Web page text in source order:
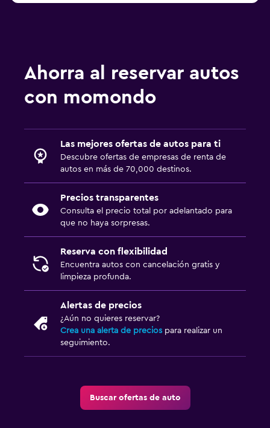
Ahorra al reservar autos
con momondo
Las mejores ofertas de autos para ti
Descubre ofertas de empresas de renta de
autos en más de 70,000 destinos.
Precios transparentes
Consulta el precio total por adelantado para
que no haya sorpresas.
Reserva con flexibilidad
Encuentra autos con cancelación gratis y
limpieza profunda.
Alertas de precios
¿Aún no quieres reservar?
Crea una alerta de precios para realizar un
seguimiento.
Buscar ofertas de auto